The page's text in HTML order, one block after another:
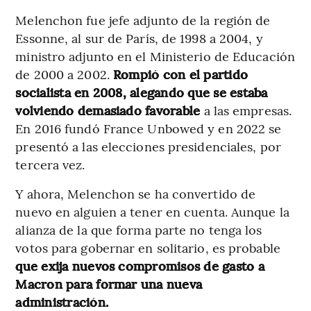
Melenchon fue jefe adjunto de la región de
Essonne, al sur de París, de 1998 a 2004, y
ministro adjunto en el Ministerio de Educación
de 2000 a 2002. Rompió con el partido
socialista en 2008, alegando que se estaba
volviendo demasiado favorable a las empresas.
En 2016 fundó France Unbowed y en 2022 se
presentó a las elecciones presidenciales, por
tercera vez.
Y ahora, Melenchon se ha convertido de
nuevo en alguien a tener en cuenta. Aunque la
alianza de la que forma parte no tenga los
votos para gobernar en solitario, es probable
que exija nuevos compromisos de gasto a
Macron para formar una nueva
administración.